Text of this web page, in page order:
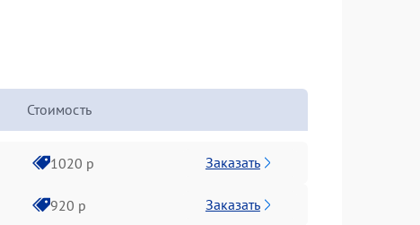
Стоимость
1020 р Заказать
920 р Заказать